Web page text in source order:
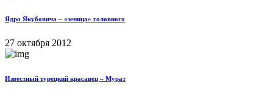
Ядро Якубовича – «зеница» головного
27 октября 2012
Известный турецкий красавец – Мурат